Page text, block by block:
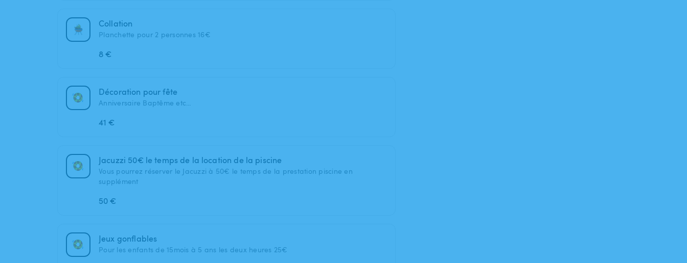
Collation
Planchette pour 2 personnes 16€
8 €
Décoration pour fête
Anniversaire Baptême etc…
41 €
Jacuzzi 50€ le temps de la location de la piscine
Vous pourrez réserver le Jacuzzi à 50€ le temps de la prestation piscine en
supplément
50 €
Jeux gonflables
Pour les enfants de 15mois à 5 ans les deux heures 25€